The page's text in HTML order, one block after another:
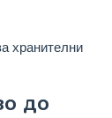
хранителни
до